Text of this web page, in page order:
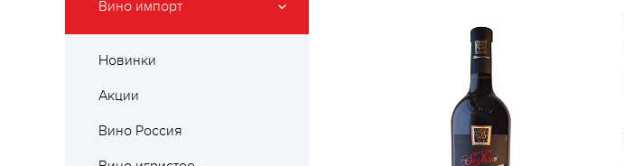
Вино импорт
Новинки
Акции
Вино Россия